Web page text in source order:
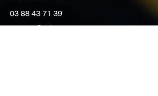
03 88 43 71 39
contact@ademc.eu